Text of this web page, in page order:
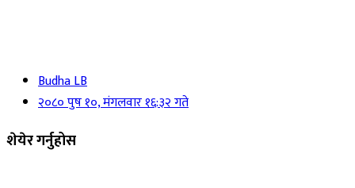
Budha LB
२०८० पुष १०, मंगलवार १६:३२ गते
शेयेर गर्नुहोस